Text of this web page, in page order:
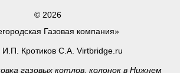
© 2026
Газовая компания»
Кротиков С.А. Virtbridge.ru
газовых котлов, колонок в Нижнем